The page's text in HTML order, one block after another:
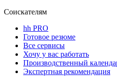
Соискателям
hh PRO
Готовое резюме
Все сервисы
Хочу у вас работать
Производственный
Экспертная рекомендация